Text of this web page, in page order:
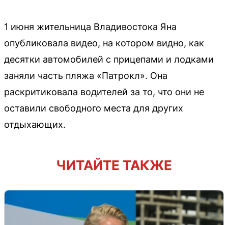
1 июня жительница Владивостока Яна
опубликовала видео, на котором видно, как
десятки автомобилей с прицепами и лодками
заняли часть пляжа «Патрокл». Она
раскритиковала водителей за то, что они не
оставили свободного места для других
отдыхающих.
ЧИТАЙТЕ ТАКЖЕ